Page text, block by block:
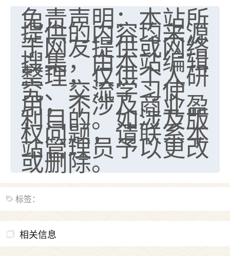
免责声明：本站所
提供的内容均来源
于网友提供或网络
搜集，由本站编辑
整理，仅供个人研
究、交流学习使
用，不涉及商业盈
利目的。如涉及版
权问题，请联系本
站管理员予以更改
或删除。
标签：
相关信息